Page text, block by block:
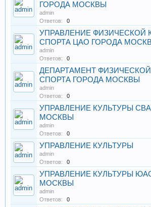
ГОРОДА МОСКВЫ
admin
Ответов:
0
УПРАВЛЕНИЕ ФИЗИЧЕСКОЙ
СПОРТА ЦАО ГОРОДА
admin
Ответов:
0
ДЕПАРТАМЕНТ
СПОРТА ГОРОДА МОСКВЫ
admin
Ответов:
0
УПРАВЛЕНИЕ КУЛЬТУРЫ
МОСКВЫ
admin
Ответов:
0
УПРАВЛЕНИЕ КУЛЬТУРЫ
admin
Ответов:
0
УПРАВЛЕНИЕ КУЛЬТУРЫ
МОСКВЫ
admin
Ответов:
0